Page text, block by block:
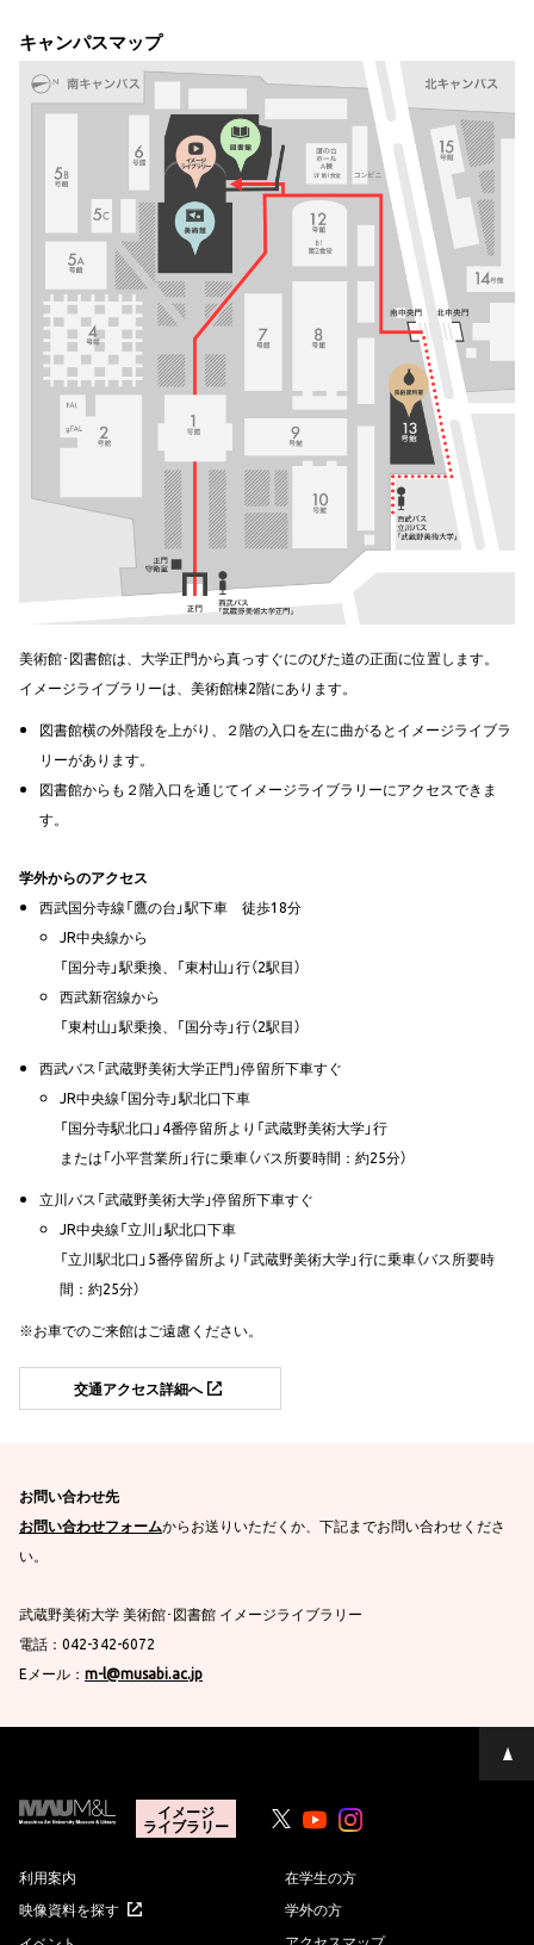
キャンパスマップ
美術館･図書館は、大学正門から真っすぐにのびた道の正面に位置します。
イメージライブラリーは、美術館棟2階にあります。
図書館横の外階段を上がり、２階の入口を左に曲がるとイメージライブラ
リーがあります。
図書館からも２階入口を通じてイメージライブラリーにアクセスできま
す。
学外からのアクセス
西武国分寺線「鷹の台」駅下車 徒歩18分
JR中央線から
「国分寺」駅乗換、「東村山」行（2駅目）
西武新宿線から
「東村山」駅乗換、「国分寺」行（2駅目）
西武バス「武蔵野美術大学正門」停留所下車すぐ
JR中央線「国分寺」駅北口下車
「国分寺駅北口」4番停留所より「武蔵野美術大学」行
または「小平営業所」行に乗車（バス所要時間：約25分）
立川バス「武蔵野美術大学」停留所下車すぐ
JR中央線「立川」駅北口下車
「立川駅北口」5番停留所より「武蔵野美術大学」行に乗車（バス所要時
間：約25分）
お車でのご来館はご遠慮ください。
交通アクセス詳細へ
お問い合わせ先
お問い合わせフォームからお送りいただくか、下記までお問い合わせくださ
い。
武蔵野美術大学 美術館･図書館 イメージライブラリー
電話：042-342-6072
Eメール： m-l@musabi.ac.jp
ペ
ー
イメージ
ライブラリー YoutubeYoutube
利用案内
映像資料を探す
在学生の方
学外の方